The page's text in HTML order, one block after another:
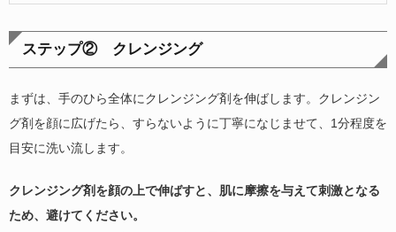
ステップ② クレンジング
まずは、手のひら全体にクレンジング剤を伸ばします。クレンジン
グ剤を顔に広げたら、すらないように丁寧になじませて、1分程度を
目安に洗い流します。
クレンジング剤を顔の上で伸ばすと、肌に摩擦を与えて刺激となる
ため、避けてください。